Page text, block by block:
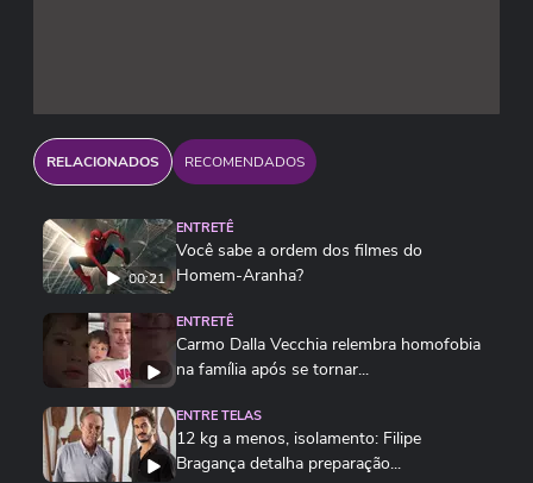
No dia 14 de julho, Leandro Marçal postou em
sua conta do Instagram uma nota oficial, onde
ele nega as acusações: "Manifesto meu mais
caluniosas, ressaltando que sempre respeitei a
Sra. Ingrid Santa Rita, jamais cometendo
quaisquer atos ilícitos, o que será cabalmente
provado. Ressalto que em breve farei
manifestação pública."
RELACIONADOS RECOMENDADOS
00:21
ENTRETÊ
Você sabe a ordem dos filmes do
Homem-Aranha?
ENTRETÊ
Carmo Dalla Vecchia relembra homofobia
na família após se tornar...
ENTRE TELAS
12 kg a menos, isolamento: Filipe
Bragança detalha preparação...